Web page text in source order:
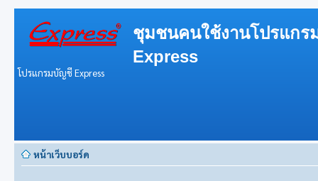
ชุมชนคนใช้งานโปรแก
Express
โปรแกรมบัญชี Express
หน้าเว็บบอร์ด